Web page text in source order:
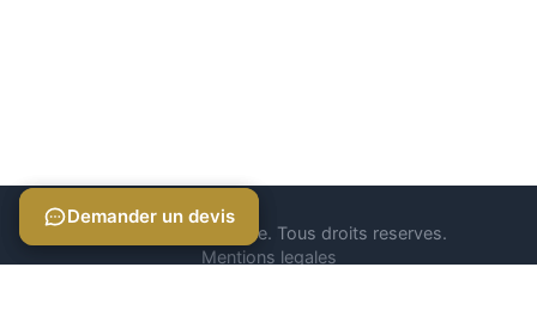
© 2026 Qualitionnaire. Tous droits reserves.
Mentions legales
Demander un devis
Demander un devis